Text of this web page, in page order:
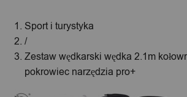
Sport i turystyka
/
Zestaw wędkarski wędka 2.1m
pokrowiec narzędzia pro+